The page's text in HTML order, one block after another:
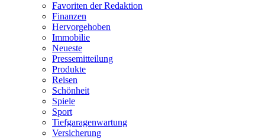
Favoriten der Redaktion
Finanzen
Hervorgehoben
Immobilie
Neueste
Pressemitteilung
Produkte
Reisen
Schönheit
Spiele
Sport
Tiefgaragenwartung
Versicherung